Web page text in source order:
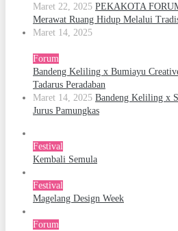
Maret 22, 2025 PEKAKOTA
Merawat Ruang Hidup Melalui
Maret 14, 2025
Forum
Bandeng Keliling x Bumiayu
Tadarus Peradaban
Maret 14, 2025 Bandeng Keliling x
Jurus Pamungkas
Festival
Kembali Semula
Festival
Magelang Design Week
Forum